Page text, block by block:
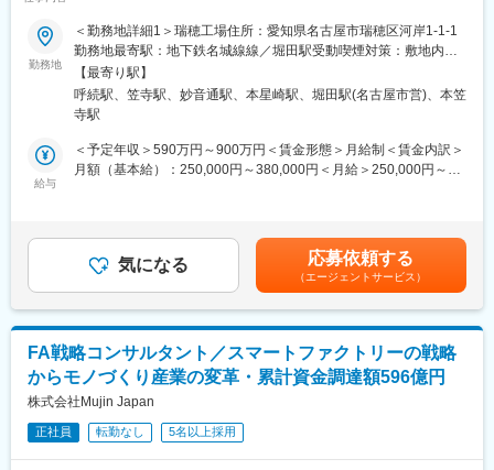
■当社について
当社はエンジニアにスキルを高めてもらい、最終的には自社に帰
ってきて開発をしてもらうという独自のビジネスモデルがござい
ます。そのため、エンジニアの成長を何よりも重要視していま
ています。
課題解決力の高さにより、3DCAD等の世界的ソフト会社のダッソ
魅力◆
◆有給取得率87.1％・離職率1.4％を誇る優良企業（2023年度実
績）◆
■採用背景：
製造現場における業務改善/効率化、データ、IT活用の企画および
推進をするにあたり、現場（ものづくり）を理解・熟知し現場を
巻き込める人材が不足しているため募集をしております。「製造
当社の製造現場における業務改善/効率化、データ、IT活用を推進
いただける方を募集します。
・製造現場における現状を可視化し品質を維持したまま効率化を
・具体的には、現KPI、配置/人員数の蓋然性を明らかにし、品質
を維持しつつ効率を上げるシステムまたは目標数値の設定、シス
テム等の導入に対し現場と合意形成を行っていただきたいと思っ
ております。
・同チームにはIT・システムに詳しい人材が在籍しており、お互
いの強みを活かし協働し製造DXを実現する企画立案、製造現場と
の折衝・合意形成を担っていただきます。
勤務地
＜勤務地詳細1＞瑞穂工場住所：愛知県名古屋市瑞穂区河岸1-1-1
勤務地最寄駅：地下鉄名城線線／堀田駅受動喫煙対策：敷地内全
面禁煙＜勤務地詳細2＞星崎工場住所：愛知県名古屋市南区浜田町
5丁目1番地 勤務地最寄駅：JR東海道本線／笠寺駅受動喫煙対策：
敷地内全面禁煙変更の範囲：会社の定める事業所（リモートワー
【最寄り駅】
呼続駅、笠寺駅、妙音通駅、本星崎駅、堀田駅(名古屋市営)、本笠
寺駅
給与
＜予定年収＞590万円～900万円＜賃金形態＞月給制＜賃金内訳＞
月額（基本給）：250,000円～380,000円＜月給＞250,000円～
年度実績 6.23ヶ月※■諸手当：公傷病手当、教育手当、単身赴任手
当、早出残業手当、深夜手当など賃金はあくまでも目安の金額で
あり、選考を通じて上下する可能性があります。月給(月額)は固定
手当を含めた表記です。
気になる 応募依頼する
（エージェントサービス）
FA戦略コンサルタント／スマートファクトリーの戦略
からモノづくり産業の変革・累計資金調達額596億円
株式会社Mujin Japan
正社員 転勤なし 5名以上採用